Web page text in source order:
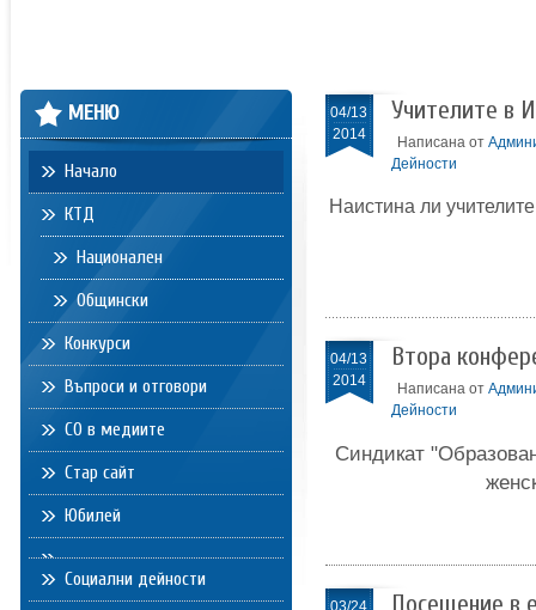
04/13
2014
Учителите в
Написана от
Дейности
Наистина ли
04/13
2014
Втора
Написана от
Дейности
Синдикат
03/24
МЕНЮ
Начало
КТД
Национален
Общински
Конкурси
Въпроси и отговори
СО в медиите
Стар сайт
Юбилей
Социални дейности